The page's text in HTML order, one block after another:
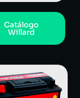
Catálogo
Willard